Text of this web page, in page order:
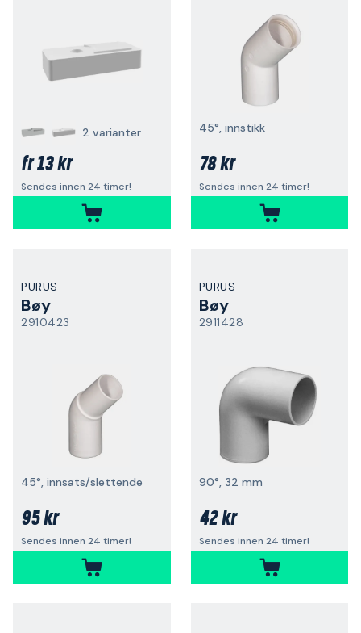
2 varianter
fr13 kr
Sendes innen 24 timer!
45°, innstikk
78 kr
Sendes innen 24 timer!
PURUS
Bøy
2910423
45°, innsats/slettende
95 kr
Sendes innen 24 timer!
PURUS
Bøy
2911428
90°, 32 mm
42 kr
Sendes innen 24 timer!